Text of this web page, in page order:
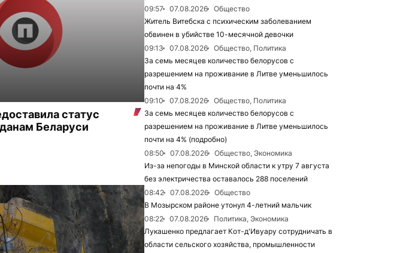
статус
Беларуси
09:57
07.08.2026
Общество
Житель Витебска с психическим заболеванием
обвинен в убийстве 10-месячной девочки
09:13
07.08.2026
Общество, Политика
За семь месяцев количество белорусов с
разрешением на проживание в Литве уменьшилось
почти на 4%
09:10
07.08.2026
Общество, Политика
За семь месяцев количество белорусов с
разрешением на проживание в Литве уменьшилось
почти на 4% (подробно)
08:50
07.08.2026
Общество, Экономика
Из-за непогоды в Минской области к утру 7 августа
без электричества оставалось 288 поселений
08:42
07.08.2026
Общество
В Мозырском районе утонул 4-летний мальчик
08:22
07.08.2026
Политика, Экономика
Лукашенко предлагает Кот-д'Ивуару сотрудничать в
области сельского хозяйства, промышленности